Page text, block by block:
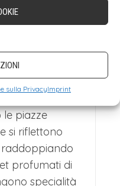
sulla PrivacyImprint
villaggio di
distinti,
Place des
de l'Ancienne
con chalet che
decorazioni
Le luci
canali, creando
dal
con gioielli
e le collezioni
moltiplica il
piazze
si riflettono
raddoppiando
profumati di
specialità